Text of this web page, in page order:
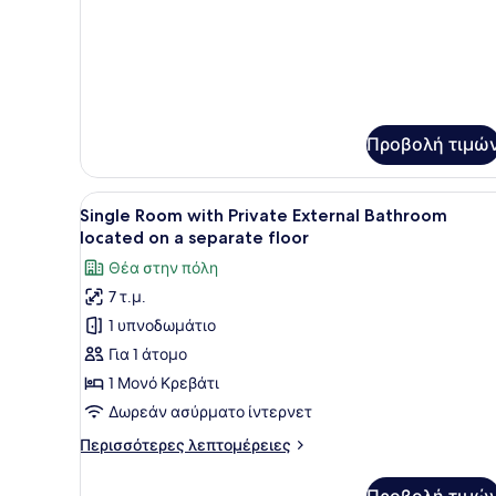
Προβολή
Προβολή
όλων
των
φωτογραφιών
για
Single
Room
with
Private
External
Bathroom
Ένα μονό κρεβάτι με
4
Single Room with Private External Bathroom
located on a separate floor
Θέα στην πόλη
7 τ.μ.
1 υπνοδωμάτιο
Για 1 άτομο
1 Μονό Κρεβάτι
Δωρεάν ασύρματο ίντερνετ
Περισσότερες λεπτομέρειες
Περισσότερες